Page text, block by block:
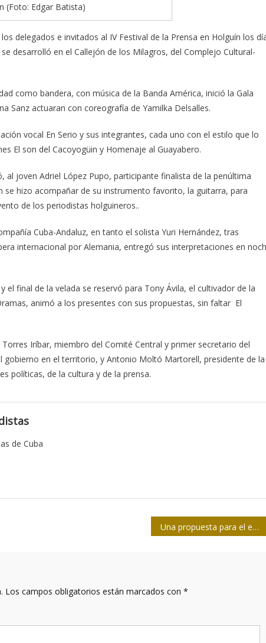
(Foto: Edgar Batista)
delegados e invitados al IV Festival de la Prensa en Holguín los
desarrolló en el Callejón de los Milagros, del Complejo Cultural-
como bandera, con música de la Banda América, inició la Gala
Sanz actuaran con coreografía de Yamilka Delsalles.
vocal En Serio y sus integrantes, cada uno con el estilo que lo
El son del Cacoyogüin y Homenaje al Guayabero.
al joven Adriel López Pupo, participante finalista de la penúltima
se hizo acompañar de su instrumento favorito, la guitarra, para
de los periodistas holguineros..
Cuba-Andaluz, en tanto el solista Yuri Hernández, tras
internacional por Alemania, entregó sus interpretaciones en
final de la velada se reservó para Tony Ávila, el cultivador de la
animó a los presentes con sus propuestas, sin faltar El
Iríbar, miembro del Comité Central y primer secretario del
gobierno en el territorio, y Antonio Moltó Martorell, presidente de la
políticas, de la cultura y de la prensa.
de Cuba
Una propuesta para el estudio del periodismo en profundidad en Cuba
Los campos obligatorios están marcados con *